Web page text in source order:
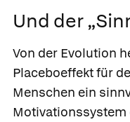
Und der
Von der Evolution
Placeboeffekt für
Menschen ein